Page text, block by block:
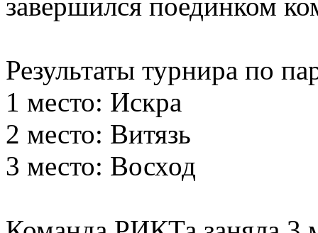
Результаты турнира по
1 место: Искра
2 место: Витязь
3 место: Восход